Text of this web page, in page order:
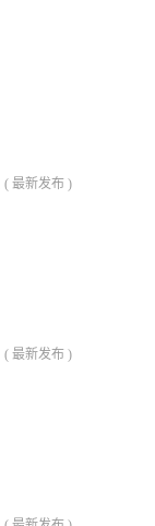
( 最新发布 )
( 最新发布 )